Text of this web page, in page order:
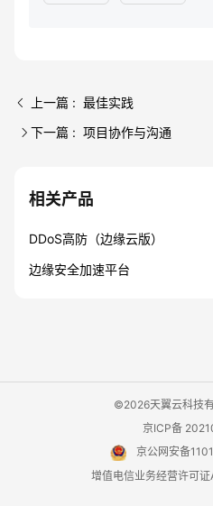
上一篇 : 最佳实践
下一篇 : 项目协作与沟通
相关产品
DDoS高防（边缘云版）
边缘安全加速平台
©2026天翼云科技
京ICP备
京公网安备
增值电信业务经营许可